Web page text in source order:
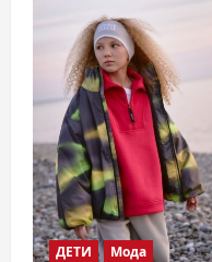
ДЕТИ Мода